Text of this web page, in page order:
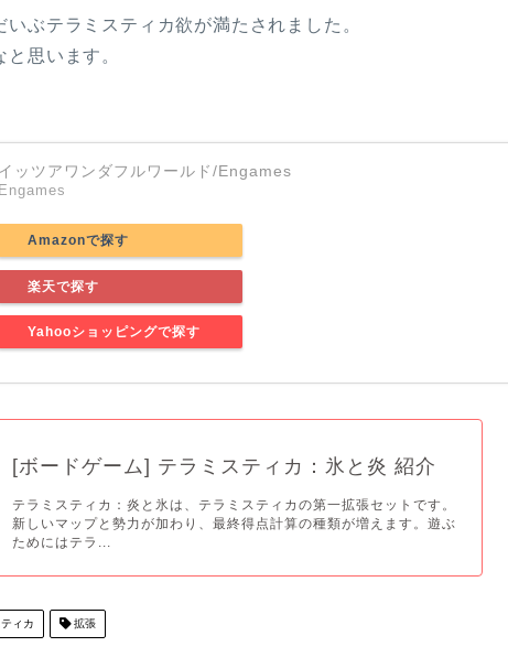
ぶテラミスティカ欲が満たされました。
思います。
イッツアワンダフルワールド/Engames
Engames
Amazonで探す
楽天で探す
Yahooショッピングで探す
[ボードゲーム] テラミスティカ：氷と炎 紹介
テラミスティカ：炎と氷は、テラミスティカの第一拡張セットです。
新しいマップと勢力が加わり、最終得点計算の種類が増えます。遊ぶ
ためにはテラ...
ィカ 拡張